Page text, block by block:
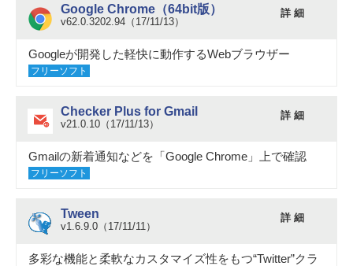
Google Chrome（64bit版）
v62.0.3202.94（17/11/13）
詳 細
Googleが開発した軽快に動作するWebブラウザー
フリーソフト
Checker Plus for Gmail
v21.0.10（17/11/13）
詳 細
Gmailの新着通知などを「Google Chrome」上で確認
フリーソフト
Tween
v1.6.9.0（17/11/11）
詳 細
多彩な機能と柔軟なカスタマイズ性をもつ“Twitter”クラ